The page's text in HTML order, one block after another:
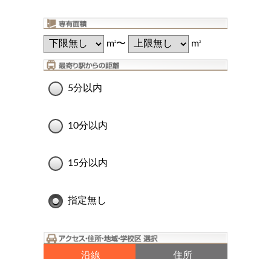
m2〜 m2
5分以内
10分以内
15分以内
指定無し
沿線 住所